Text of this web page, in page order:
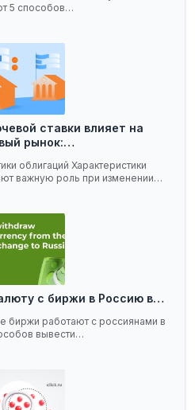
5 способов…
ставки влияет на
рынок:…
облигаций Характеристики
важную роль при изменении
с биржи в Россию в…
биржи работают с россиянами в
вывести…